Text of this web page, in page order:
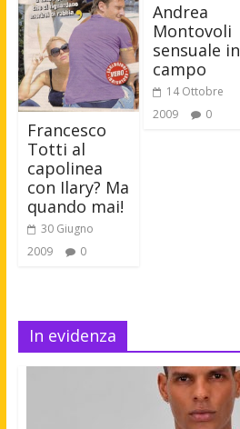
Francesco
Totti al
capolinea
con Ilary? Ma
quando mai!
30 Giugno
2009
0
Andrea
Montovoli
sensuale in
campo
14 Ottobre
2009
0
In evidenza